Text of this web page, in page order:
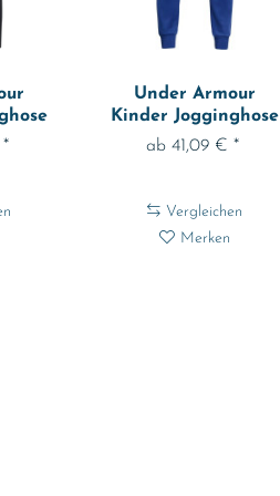
Under Armour
Kinder Jogginghose
Ua Armour...
ab 41,09 € *
Vergleichen
Merken